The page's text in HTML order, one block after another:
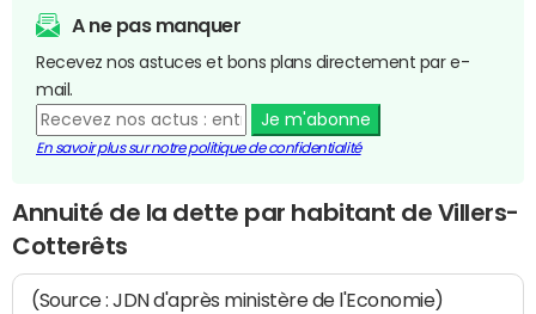
A ne pas manquer
Recevez nos astuces et bons plans directement par e-
mail.
Je m'abonne
En savoir plus sur notre politique de confidentialité
Annuité de la dette par habitant de Villers-
Cotterêts
(Source : JDN d'après ministère de l'Economie)